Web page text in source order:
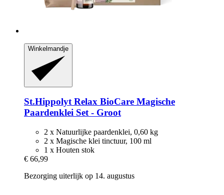
Winkelmandje
St.HippolytRelax BioCare Magische
Paardenklei Set -​ Groot
2 x Natuurlijke paardenklei, 0,60 kg
2 x Magische klei tinctuur, 100 ml
1 x Houten stok
€ 66,99
Bezorging uiterlijk op 14. augustus